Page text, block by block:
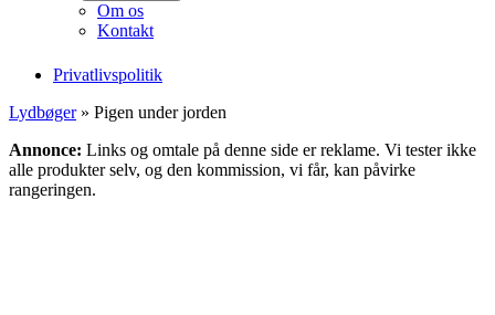
Om os
Kontakt
Privatlivspolitik
Lydbøger» Pigen under jorden
Annonce: Links og omtale på denne side er reklame. Vi tester ikke
alle produkter selv, og den kommission, vi får, kan påvirke
rangeringen.